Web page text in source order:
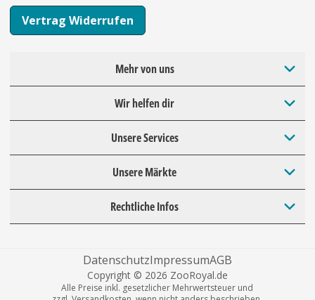
Vertrag Widerrufen
Mehr von uns
Wir helfen dir
Unsere Services
Unsere Märkte
Rechtliche Infos
DatenschutzImpressumAGB
Copyright © 2026 ZooRoyal.de
Alle Preise inkl. gesetzlicher Mehrwertsteuer und